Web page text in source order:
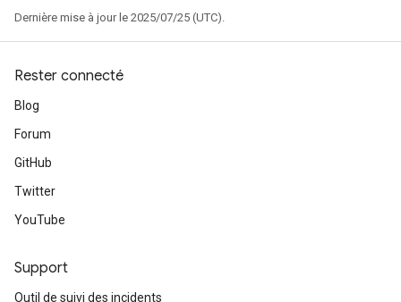
Dernière mise à jour le 2025/07/25 (UTC).
Rester connecté
Blog
Forum
GitHub
Twitter
YouTube
Support
Outil de suivi des incidents